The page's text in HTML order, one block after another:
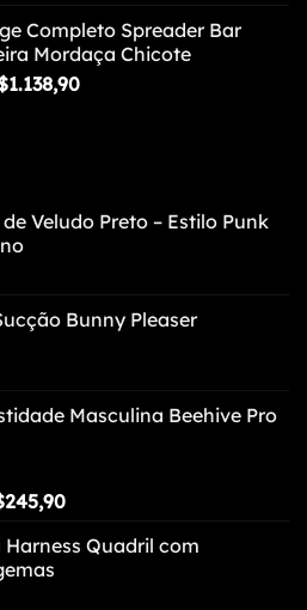
Completo Spreader Bar
Mordaça Chicote
1.138,90Faixa
R$1.138,90
Veludo Preto – Estilo Punk
Bunny Pleaser
Masculina Beehive Pro
245,90Faixa
preço:
Quadril com